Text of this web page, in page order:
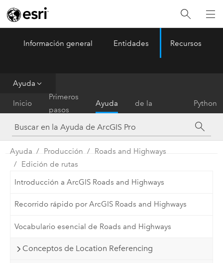
ArcGIS Pro Menu
Información general Entidades Recursos
Ayuda
Inicio
Primeros
pasos
Ayuda
de la
herramienta
Python
Ayuda Producción
Roads and Highways
Edición de rutas
Introducción a ArcGIS Roads and Highways
Recorrido rápido por ArcGIS Roads and Highways
Vocabulario esencial de Roads and Highways
Conceptos de Location Referencing